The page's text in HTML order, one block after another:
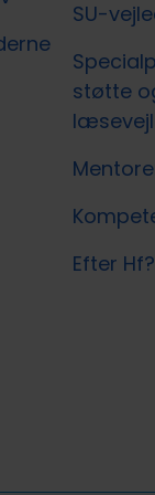
SU-
støtte
Efter Hf?